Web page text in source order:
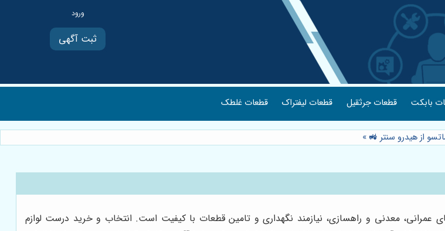
ثبت آگهی
بابکت قطعات جرثقیل قطعات لیفتراک قطعات غلطک
از هیدرو سنتر 🚜 »
عمرانی، معدنی و راهسازی، نیازمند نگهداری و تامین قطعات با کیفیت است. انتخاب و خرید درست لوازم